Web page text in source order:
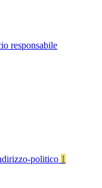
responsabile
politico 1